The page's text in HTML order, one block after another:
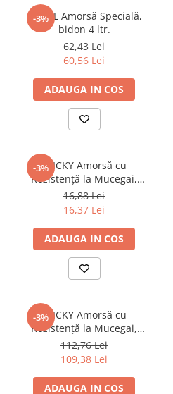
-3%
CORAL Amorsă Specială,
bidon 4 ltr.
62,43 Lei
60,56 Lei
ADAUGA IN COS
-3%STICKY Amorsă cu
Rezistenţă la Mucegai,
flacon 1 ltr.
16,88 Lei
16,37 Lei
ADAUGA IN COS
-3%STICKY Amorsă cu
Rezistenţă la Mucegai,
bidon 10 ltr.
112,76 Lei
109,38 Lei
ADAUGA IN COS